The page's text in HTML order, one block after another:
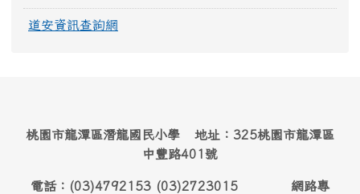
道安資訊查詢網
桃園市龍潭區潛龍國民小學 地址：325桃園市龍潭區
中豐路401號
電話：(03)4792153 (03)2723015 網路專